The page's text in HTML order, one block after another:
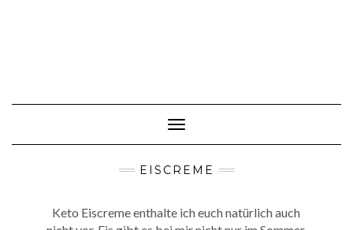
Toggle
Navigation
EISCREME
Keto Eiscreme enthalte ich euch natürlich auch